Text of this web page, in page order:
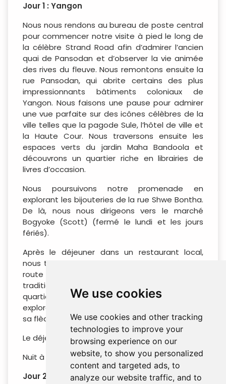
We use cookies
We use cookies and other tracking
technologies to improve your
browsing experience on our
website, to show you personalized
content and targeted ads, to
analyze our website traffic, and to
Jour 1 : Yangon
Nous nous rendons au bureau de poste central
pour commencer notre visite à pied le long de
la célèbre Strand Road afin d’admirer l’ancien
quai de Pansodan et d’observer la vie animée
des rives du fleuve. Nous remontons ensuite la
rue Pansodan, qui abrite certains des plus
impressionnants bâtiments coloniaux de
Yangon. Nous faisons une pause pour admirer
une vue parfaite sur des icônes célèbres de la
ville telles que la pagode Sule, l’hôtel de ville et
la Haute Cour. Nous traversons ensuite les
espaces verts du jardin Maha Bandoola et
découvrons un quartier riche en librairies de
livres d’occasion.
Nous poursuivons notre promenade en
explorant les bijouteries de la rue Shwe Bontha.
De là, nous nous dirigeons vers le marché
Bogyoke (Scott) (fermé le lundi et les jours
fériés).
Après le déjeuner dans un restaurant local,
nous traversons le quartier indien animé de la
route Anawrahta pour visiter un temple hindou
traditionnel. Nous nous rendons ensuite dans un
quartier animé de Chinatown. Enfin, nous
explorons la pagode Shwedagon, célèbre pour
sa flèche incrustée de pierres précieuses.
Le déjeuner et le dîner sont à votre charge.
Nuit à Yangon.
Jour 2 : Yangon – Lac Inle (P / D / S)